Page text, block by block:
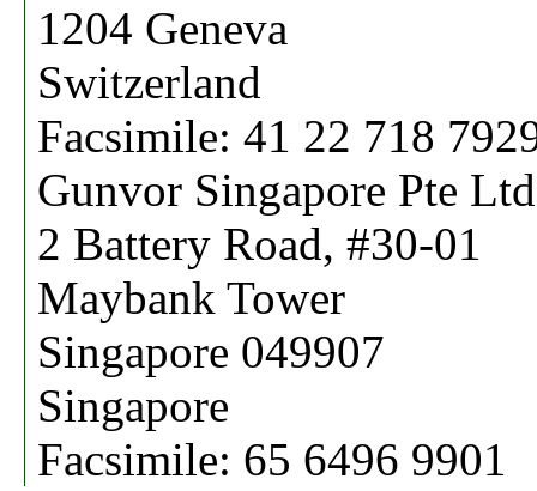
1204 Geneva
Switzerland
Facsimile: 41 22 718
Gunvor Singapore Pte Ltd
2 Battery Road, #30-01
Maybank Tower
Singapore 049907
Singapore
Facsimile: 65 6496 9901